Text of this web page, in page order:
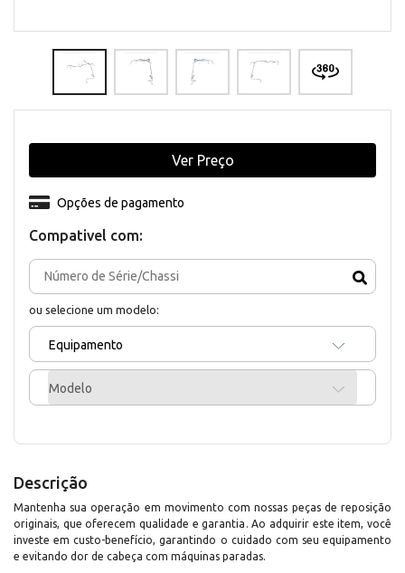
Compativel com:
ou selecione um modelo:
Equipamento
Modelo
Opções de pagamento
Ver Preço
Descrição
Mantenha sua operação em movimento com nossas peças de reposição
originais, que oferecem qualidade e garantia. Ao adquirir este item, você
investe em custo-benefício, garantindo o cuidado com seu equipamento
e evitando dor de cabeça com máquinas paradas.